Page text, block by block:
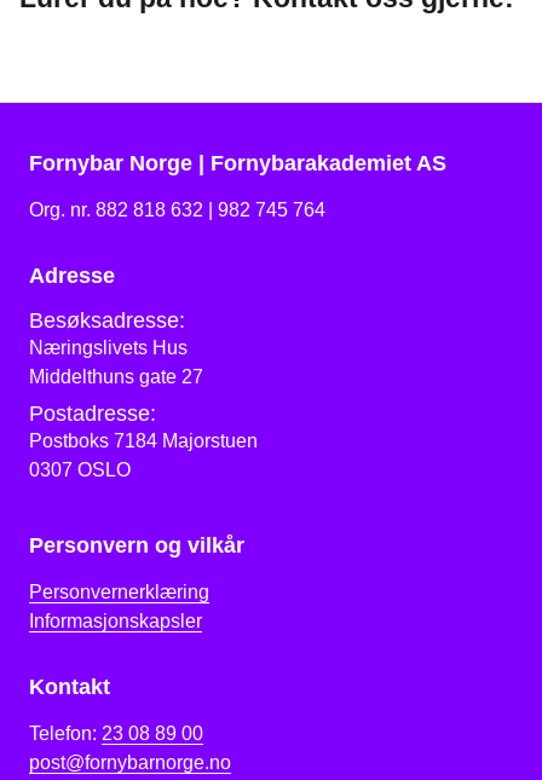
Fornybar Norge | Fornybarakademiet AS
Org. nr. 882 818 632 | 982 745 764
Adresse
Besøksadresse:
Næringslivets Hus
Middelthuns gate 27
Postadresse:
Postboks 7184 Majorstuen
0307 OSLO
Personvern og vilkår
Personvernerklæring
Informasjonskapsler
Kontakt
Telefon: 23 08 89 00
post@fornybarnorge.no